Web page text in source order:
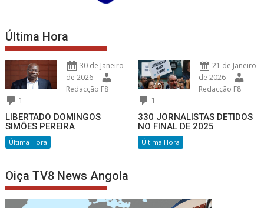
Última Hora
30 de Janeiro
de 2026
Redacção F8
1
LIBERTADO DOMINGOS
SIMÕES PEREIRA
Última Hora
21 de Janeiro
de 2026
Redacção F8
1
330 JORNALISTAS DETIDOS
NO FINAL DE 2025
Última Hora
Oiça TV8 News Angola